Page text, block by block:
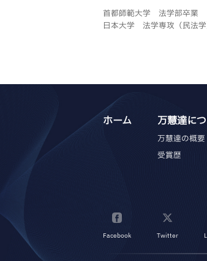
首都師範大学 法学部卒業
日本大学 法学専攻（民法
ホーム 万慧達に
万慧達の概要
受賞歴
Facebook Twitter